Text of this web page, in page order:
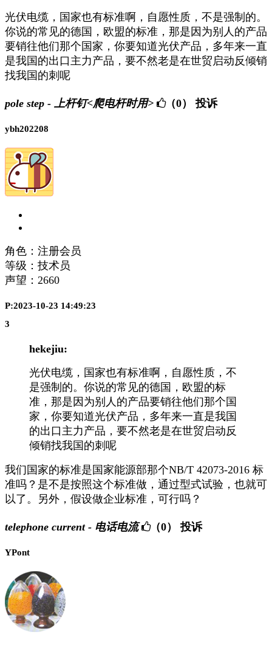
光伏电缆，国家也有标准啊，自愿性质，不是强制的。
你说的常见的德国，欧盟的标准，那是因为别人的产品
要销往他们那个国家，你要知道光伏产品，多年来一直
是我国的出口主力产品，要不然老是在世贸启动反倾销
找我国的刺呢
pole step - 上杆钉<爬电杆时用> （0） 投诉
ybh202208
角色：注册会员
等级：技术员
声望： 2660
P:2023-10-23 14:49:23
3
hekejiu:
光伏电缆，国家也有标准啊，自愿性质，不
是强制的。你说的常见的德国，欧盟的标
准，那是因为别人的产品要销往他们那个国
家，你要知道光伏产品，多年来一直是我国
的出口主力产品，要不然老是在世贸启动反
倾销找我国的刺呢
我们国家的标准是国家能源部那个NB/T 42073-2016 标
准吗？是不是按照这个标准做，通过型式试验，也就可
以了。另外，假设做企业标准，可行吗？
telephone current - 电话电流 （0） 投诉
YPont